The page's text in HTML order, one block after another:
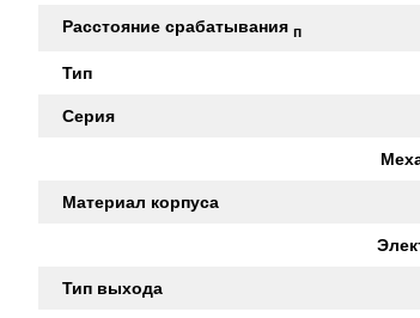
Расстояние срабатывания п
Тип
Серия
Материал корпуса
Тип выхода